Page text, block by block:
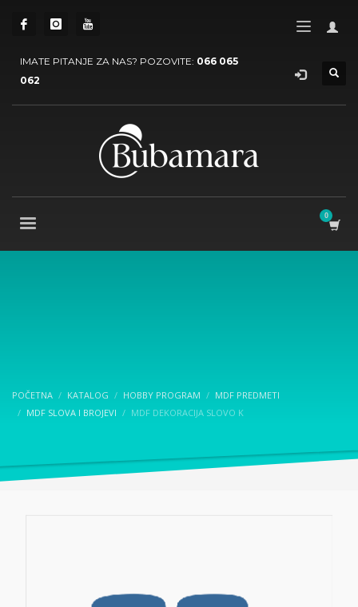
IMATE PITANJE ZA NAS? POZOVITE: 066 065
062
POČETNA KATALOG HOBBY PROGRAM
MDF PREDMETI
MDF SLOVA I BROJEVI
MDF DEKORACIJA SLOVO K